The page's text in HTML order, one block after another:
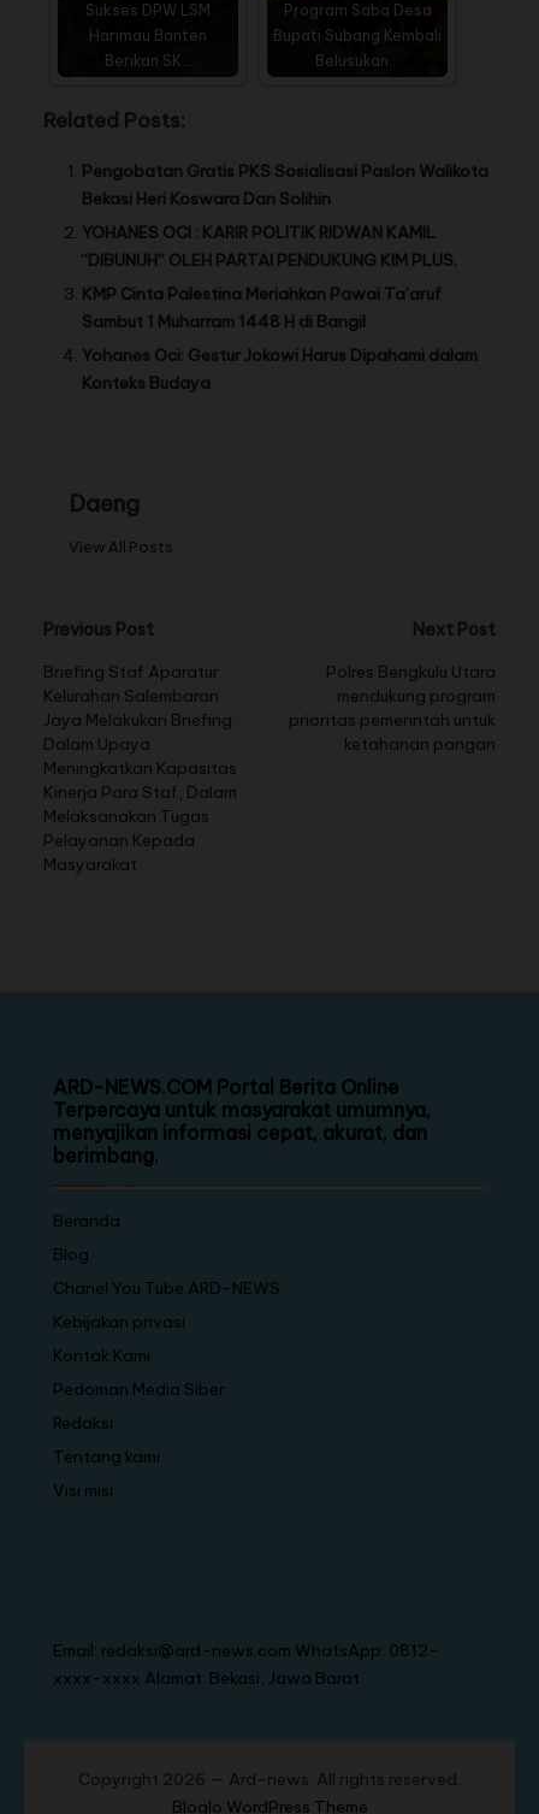
Sukses DPW LSM
Harimau Banten
Berikan SK…
Program Saba Desa
Bupati Subang Kembali
Belusukan…
Related Posts:
Pengobatan Gratis PKS Sosialisasi Paslon Walikota
Bekasi Heri Koswara Dan Solihin
YOHANES OCI : KARIR POLITIK RIDWAN KAMIL
“DIBUNUH” OLEH PARTAI PENDUKUNG KIM PLUS.
KMP Cinta Palestina Meriahkan Pawai Ta’aruf
Sambut 1 Muharram 1448 H di Bangil
Yohanes Oci: Gestur Jokowi Harus Dipahami dalam
Konteks Budaya
Daeng
View All Posts
Previous Post
Briefing Staf Aparatur
Kelurahan Salembaran
Jaya Melakukan Briefing
Dalam Upaya
Meningkatkan Kapasitas
Kinerja Para Staf, Dalam
Melaksanakan Tugas
Pelayanan Kepada
Masyarakat
Next Post
Polres Bengkulu Utara
mendukung program
prioritas pemerintah untuk
ketahanan pangan
ARD-NEWS.COM Portal Berita Online
Terpercaya untuk masyarakat umumnya,
menyajikan informasi cepat, akurat, dan
berimbang.
Beranda
Blog
Chanel You Tube ARD-NEWS
Kebijakan privasi
Kontak Kami
Pedoman Media Siber
Redaksi
Tentang kami
Visi misi
Email: redaksi@ard-news.com WhatsApp: 0812-
xxxx-xxxx Alamat: Bekasi, Jawa Barat
Copyright 2026 — Ard-news. All rights reserved.
Bloglo WordPress Theme